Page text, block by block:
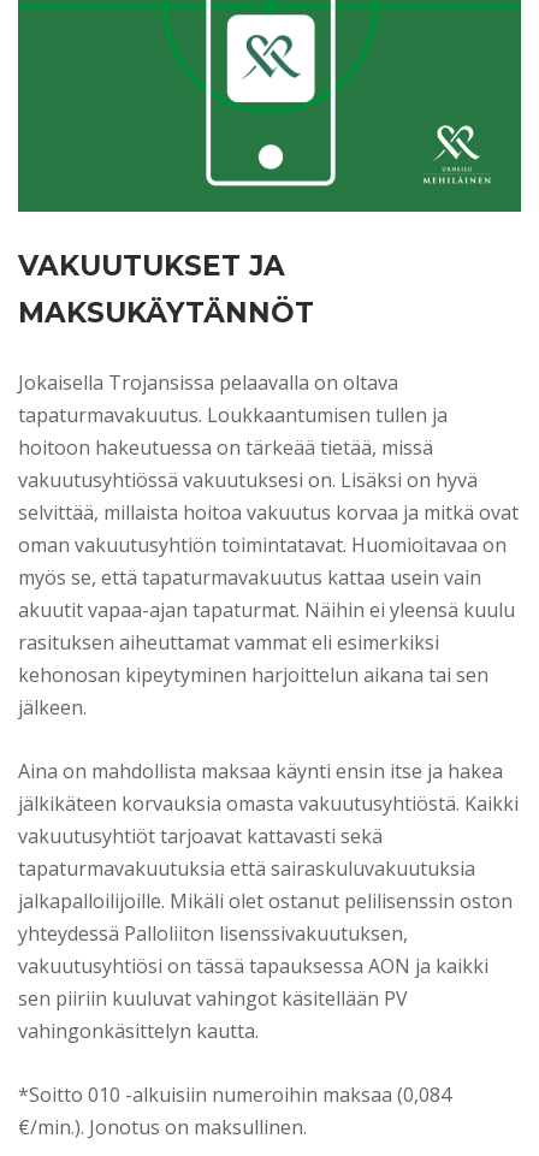
VAKUUTUKSET JA
MAKSUKÄYTÄNNÖT
Jokaisella Trojansissa pelaavalla on oltava
tapaturmavakuutus. Loukkaantumisen tullen ja
hoitoon hakeutuessa on tärkeää tietää, missä
vakuutusyhtiössä vakuutuksesi on. Lisäksi on hyvä
selvittää, millaista hoitoa vakuutus korvaa ja mitkä ovat
oman vakuutusyhtiön toimintatavat. Huomioitavaa on
myös se, että tapaturmavakuutus kattaa usein vain
akuutit vapaa-ajan tapaturmat. Näihin ei yleensä kuulu
rasituksen aiheuttamat vammat eli esimerkiksi
kehonosan kipeytyminen harjoittelun aikana tai sen
jälkeen.
Aina on mahdollista maksaa käynti ensin itse ja hakea
jälkikäteen korvauksia omasta vakuutusyhtiöstä. Kaikki
vakuutusyhtiöt tarjoavat kattavasti sekä
tapaturmavakuutuksia että sairaskuluvakuutuksia
jalkapalloilijoille. Mikäli olet ostanut pelilisenssin oston
yhteydessä Palloliiton lisenssivakuutuksen,
vakuutusyhtiösi on tässä tapauksessa AON ja kaikki
sen piiriin kuuluvat vahingot käsitellään PV
vahingonkäsittelyn kautta.
*Soitto 010 -alkuisiin numeroihin maksaa (0,084
€/min.). Jonotus on maksullinen.